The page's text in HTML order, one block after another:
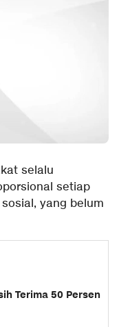
selalu
setiap
yang belum
Terima 50 Persen